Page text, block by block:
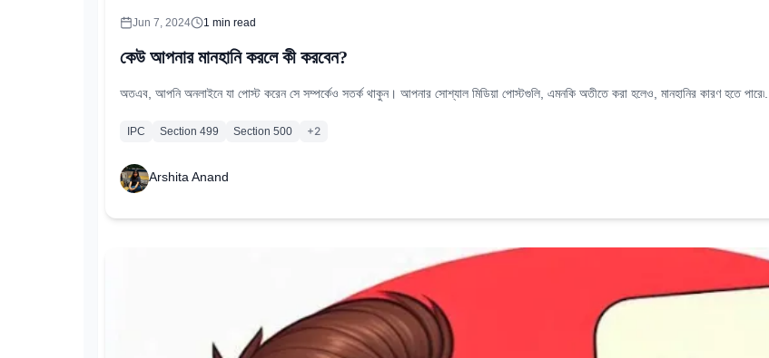
Jun 7, 2024 1 min read
কেউ আপনার মানহানি করলে কী করবেন?
অতএব, আপনি অনলাইনে যা পোস্ট করেন সে সম্পর্কেও সতর্ক থাকুন। আপনার সোশ্যাল মিডিয়া পোস্টগুলি, এমনকি অতীতে করা হলেও, মানহানির কারণ হতে পারে৷...
IPC Section 499 Section 500 +2
Arshita Anand